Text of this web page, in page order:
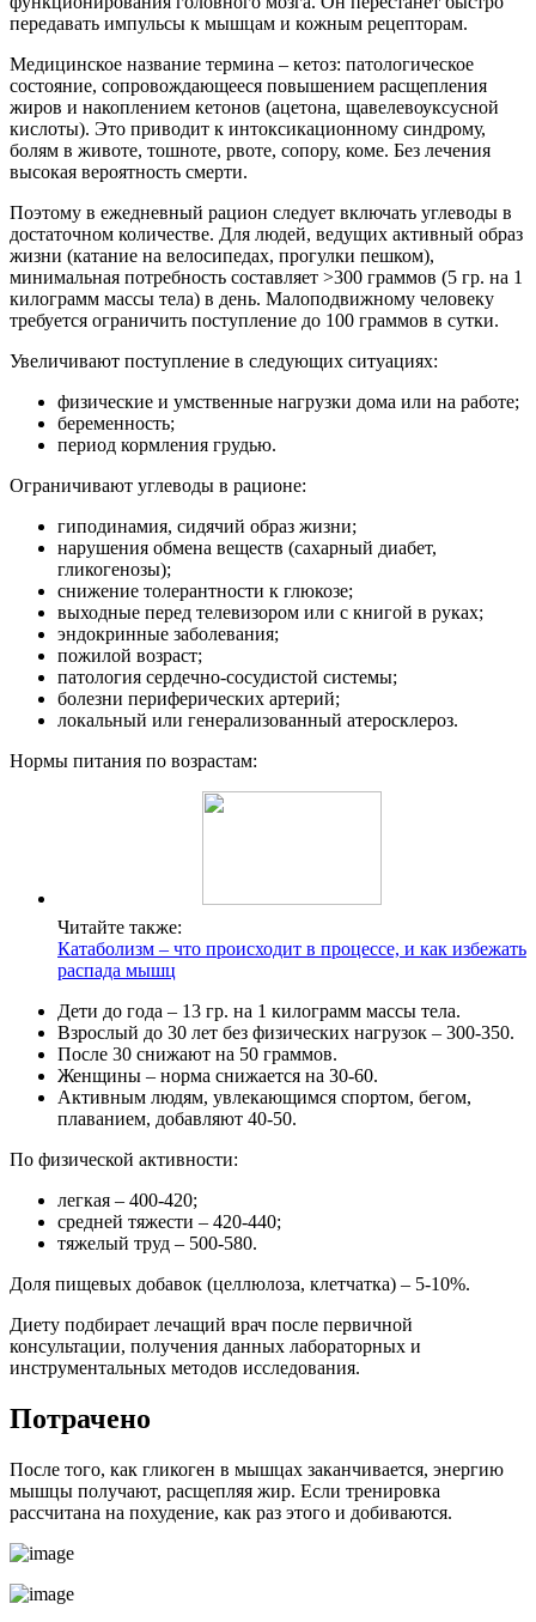
передавать импульсы к мышцам и кожным рецепторам.
Медицинское название термина – кетоз: патологическое
состояние, сопровождающееся повышением расщепления
жиров и накоплением кетонов (ацетона, щавелевоуксусной
кислоты). Это приводит к интоксикационному синдрому,
болям в животе, тошноте, рвоте, сопору, коме. Без лечения
высокая вероятность смерти.
Поэтому в ежедневный рацион следует включать углеводы в
достаточном количестве. Для людей, ведущих активный образ
жизни (катание на велосипедах, прогулки пешком),
минимальная потребность составляет >300 граммов (5 гр. на 1
килограмм массы тела) в день. Малоподвижному человеку
требуется ограничить поступление до 100 граммов в сутки.
Увеличивают поступление в следующих ситуациях:
физические и умственные нагрузки дома или на работе;
беременность;
период кормления грудью.
Ограничивают углеводы в рационе:
гиподинамия, сидячий образ жизни;
нарушения обмена веществ (сахарный диабет,
гликогенозы);
снижение толерантности к глюкозе;
выходные перед телевизором или с книгой в руках;
эндокринные заболевания;
пожилой возраст;
патология сердечно-сосудистой системы;
болезни периферических артерий;
локальный или генерализованный атеросклероз.
Нормы питания по возрастам:
Читайте также:
Катаболизм – что происходит в процессе, и как избежать
распада мышц
Дети до года – 13 гр. на 1 килограмм массы тела.
Взрослый до 30 лет без физических нагрузок – 300-350.
После 30 снижают на 50 граммов.
Женщины – норма снижается на 30-60.
Активным людям, увлекающимся спортом, бегом,
плаванием, добавляют 40-50.
По физической активности:
легкая – 400-420;
средней тяжести – 420-440;
тяжелый труд – 500-580.
Доля пищевых добавок (целлюлоза, клетчатка) – 5-10%.
Диету подбирает лечащий врач после первичной
консультации, получения данных лабораторных и
инструментальных методов исследования.
Потрачено
После того, как гликоген в мышцах заканчивается, энергию
мышцы получают, расщепляя жир. Если тренировка
рассчитана на похудение, как раз этого и добиваются.